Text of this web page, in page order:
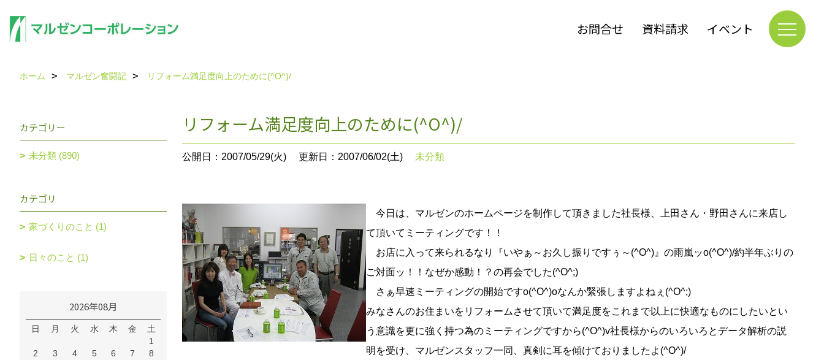
お問合せ 資料請求 イベント
ホーム マルゼン奮闘記 リフォーム満足度向上のために(^O^)/
リフォーム満足度向上のために(^O^)/
公開日：2007/05/29(火) 更新日：2007/06/02(土) 未分類
今日は、マルゼンのホームページを制作して頂きました社長様、上田さん・野田さんに来店し
て頂いてミーティングです！！
お店に入って来られるなり『いやぁ～お久し振りですぅ～(^O^)』の雨嵐ッo(^O^)/約半年ぶりの
ご対面ッ！！なぜか感動！？の再会でした(^O^;)
さぁ早速ミーティングの開始ですo(^O^)oなんか緊張しますよねぇ(^O^;)
みなさんのお住まいをリフォームさせて頂いて満足度をこれまで以上に快適なものにしたいとい
う意識を更に強く持つ為のミーティングですから(^O^)v社長様からのいろいろとデータ解析の説
明を受け、マルゼンスタッフ一同、真剣に耳を傾けておりましたよ(^O^)/
カテゴリー
未分類 (890)
カテゴリ
家づくりのこと (1)
日々のこと (1)
2026年08月
日 月 火 水 木 金
土
1
2
3 4 5 6 7
8